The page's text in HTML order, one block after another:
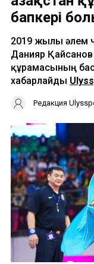
бапкері
2019 жылғы әлем
Данияр Қайсанов
құрамасының
хабарлайды
Редакция